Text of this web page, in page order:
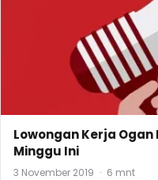
Lowongan Kerja
Minggu Ini
3 November 2019 · 6 mnt